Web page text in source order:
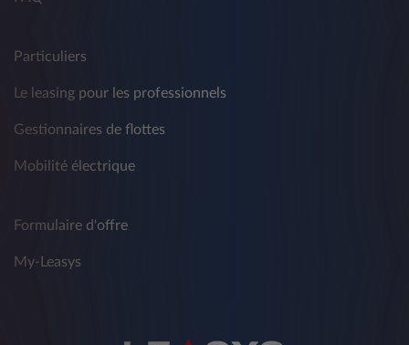
Particuliers
Le leasing pour les professionnels
Gestionnaires de flottes
Mobilité électrique
Formulaire d'offre
My-Leasys